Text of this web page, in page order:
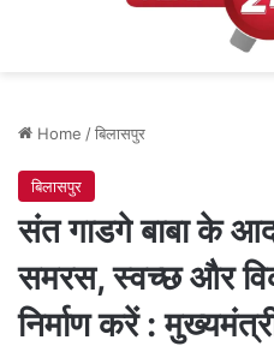
Home /बिलासपुर
बिलासपुर
संत गाडगे बाबा के
समरस, स्वच्छ और
निर्माण करें :